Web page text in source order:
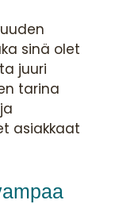
sinä olet
juuri
tarina
asiakkaat